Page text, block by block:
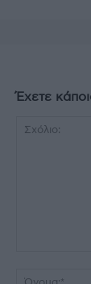
Έχετε